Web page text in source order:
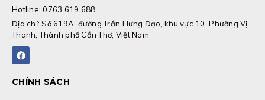
Hotline: 0763 619 688
Địa chỉ: Số 619A, đường Trần Hưng Đạo, khu vực 10, Phường Vị
Thanh, Thành phố Cần Thơ, Việt Nam
F
a
c
b
o
CHÍNH SÁCH